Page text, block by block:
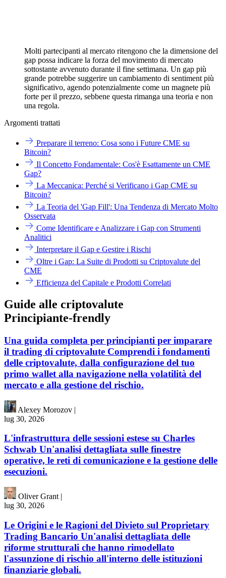
Molti partecipanti al mercato ritengono che la dimensione del
gap possa indicare la forza del movimento di mercato
sottostante avvenuto durante il fine settimana. Un gap più
grande potrebbe suggerire un cambiamento di sentiment più
significativo, agendo potenzialmente come un magnete più
forte per il prezzo, sebbene questa rimanga una teoria e non
una regola.
Argomenti trattati
Preparare il terreno: Cosa sono i Future CME su
Bitcoin?
Il Concetto Fondamentale: Cos'è Esattamente un CME
Gap?
La Meccanica: Perché si Verificano i Gap CME su
Bitcoin?
La Teoria del 'Gap Fill': Una Tendenza di Mercato Molto
Osservata
Come Identificare e Analizzare i Gap con Strumenti
Analitici
Interpretare il Gap e Gestire i Rischi
Oltre i Gap: La Suite di Prodotti su Criptovalute del
CME
Efficienza del Capitale e Prodotti Correlati
Guide alle criptovalute
Principiante-frendly
Una guida completa per principianti per imparare
il trading di criptovalute Comprendi i fondamenti
delle criptovalute, dalla configurazione del tuo
primo wallet alla navigazione nella volatilità del
mercato e alla gestione del rischio.
Alexey Morozov |
lug 30, 2026
L'infrastruttura delle sessioni estese su Charles
Schwab Un'analisi dettagliata sulle finestre
operative, le reti di comunicazione e la gestione delle
esecuzioni.
Oliver Grant |
lug 30, 2026
Le Origini e le Ragioni del Divieto sul Proprietary
Trading Bancario Un'analisi dettagliata delle
riforme strutturali che hanno rimodellato
l'assunzione di rischio all'interno delle istituzioni
finanziarie globali.